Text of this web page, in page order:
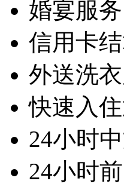
婚宴服务
信用卡
外送洗
快速入
24小时
24小时